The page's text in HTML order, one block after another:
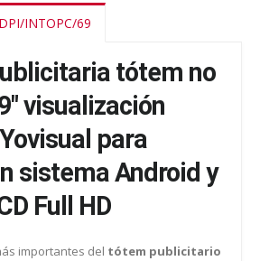
INTOPC/69
tótem no
visualización
para
sistema Android y
Full HD
importantes del tótem publicitario